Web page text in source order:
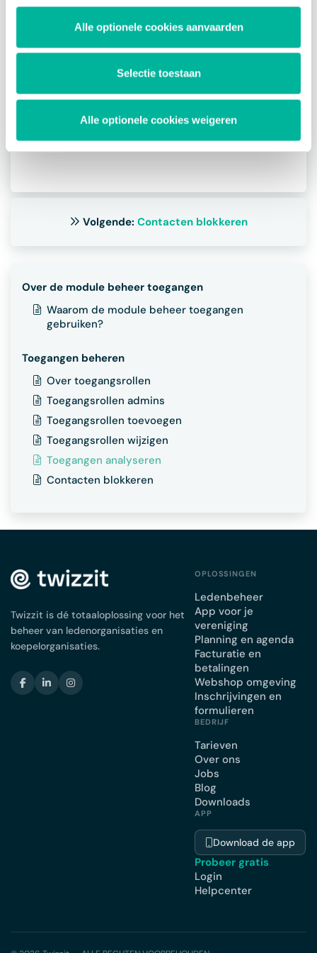
Alle optionele cookies aanvaarden
Selectie toestaan
Alle optionele cookies weigeren
Vervolgens krijg je een overzicht
module of functionaliteit.
Klik op de naam van een contact
om na te gaan welke toegangsrollen
Volgende: Contacten blokkeren
Over de module beheer toegangen
Waarom de module beheer toegangen
gebruiken?
Toegangen beheren
Over toegangsrollen
Toegangsrollen admins
Toegangsrollen toevoegen
Toegangsrollen wijzigen
Toegangen analyseren
Contacten blokkeren
Twizzit is dé totaaloplossing voor het
beheer van ledenorganisaties en
koepelorganisaties.
OPLOSSINGEN
Ledenbeheer
App voor je
vereniging
Planning en agenda
Facturatie en
betalingen
Webshop omgeving
Inschrijvingen en
formulieren
BEDRIJF
Tarieven
Over ons
Jobs
Blog
Downloads
APP
Download de app
Probeer gratis
Login
Helpcenter